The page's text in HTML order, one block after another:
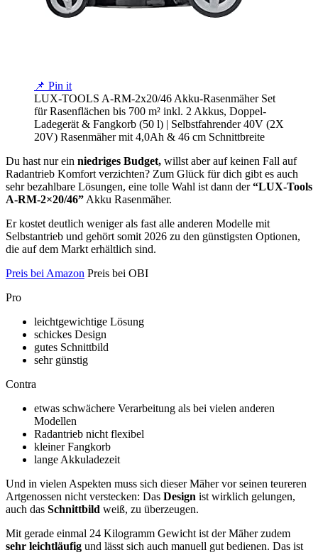
📌 Pin it
LUX-TOOLS A-RM-2x20/46 Akku-Rasenmäher Set
für Rasenflächen bis 700 m² inkl. 2 Akkus, Doppel-
Ladegerät & Fangkorb (50 l) | Selbstfahrender 40V (2X
20V) Rasenmäher mit 4,0Ah & 46 cm Schnittbreite
Du hast nur ein niedriges Budget, willst aber auf keinen Fall auf
Radantrieb Komfort verzichten? Zum Glück für dich gibt es auch
sehr bezahlbare Lösungen, eine tolle Wahl ist dann der“LUX-Tools
A-RM-2×20/46” Akku Rasenmäher.
Er kostet deutlich weniger als fast alle anderen Modelle mit
Selbstantrieb und gehört somit 2026 zu den günstigsten Optionen,
die auf dem Markt erhältlich sind.
Preis bei Amazon Preis bei OBI
Pro
leichtgewichtige Lösung
schickes Design
gutes Schnittbild
sehr günstig
Contra
etwas schwächere Verarbeitung als bei vielen anderen
Modellen
Radantrieb nicht flexibel
kleiner Fangkorb
lange Akkuladezeit
Und in vielen Aspekten muss sich dieser Mäher vor seinen teureren
Artgenossen nicht verstecken: Das Design ist wirklich gelungen,
auch das Schnittbild weiß, zu überzeugen.
Mit gerade einmal 24 Kilogramm Gewicht ist der Mäher zudem
sehr leichtläufig und lässt sich auch manuell gut bedienen. Das ist